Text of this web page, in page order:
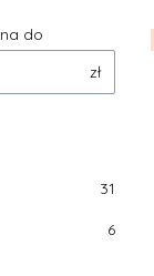
do
zł
31
6